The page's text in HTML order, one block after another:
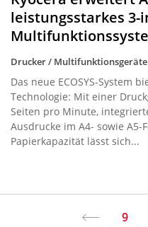
leistungsstarkes 3-
Drucker / Multifunktionsgeräte
Das neue ECOSYS-System
Technologie: Mit einer
Seiten pro Minute,
Ausdrucke im A4- sowie
Papierkapazität lässt sich...
9